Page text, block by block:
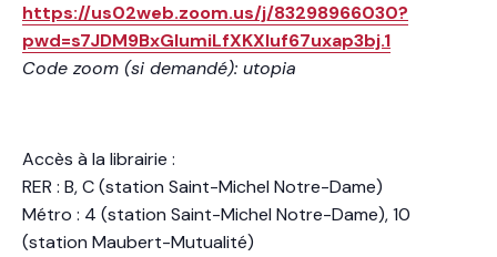
https://us02web.zoom.us/j/83298966030?
pwd=s7JDM9BxGlumiLfXKXluf67uxap3bj.1
Code zoom (si demandé): utopia
Accès à la librairie :
RER : B, C (station Saint-Michel Notre-Dame)
Métro : 4 (station Saint-Michel Notre-Dame), 10
(station Maubert-Mutualité)